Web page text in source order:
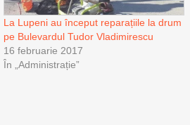
La Lupeni au început reparațiile la drum
pe Bulevardul Tudor Vladimirescu
16 februarie 2017
În „Administrație”